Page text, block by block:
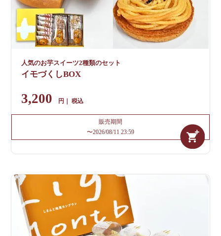
人気のお芋スイーツ2種類のセット
イモづくしBOX
3,200 税込
販売期間
〜2026/08/11 23:59